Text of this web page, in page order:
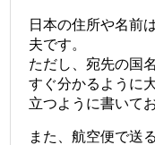
日本の住所や名前
夫です。
ただし、宛先の国名
すぐ分かるように
立つように書いて
また、航空便で送